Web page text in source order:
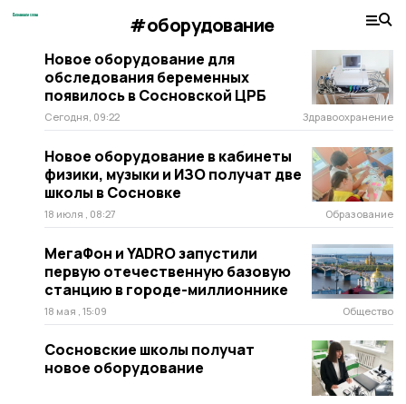
#оборудование
Новое оборудование для
обследования беременных
появилось в Сосновской ЦРБ
Сегодня, 09:22 Здравоохранение
Новое оборудование в кабинеты
физики, музыки и ИЗО получат две
школы в Сосновке
18 июля , 08:27 Образование
МегаФон и YADRO запустили
первую отечественную базовую
станцию в городе-миллионнике
18 мая , 15:09 Общество
Сосновские школы получат
новое оборудование